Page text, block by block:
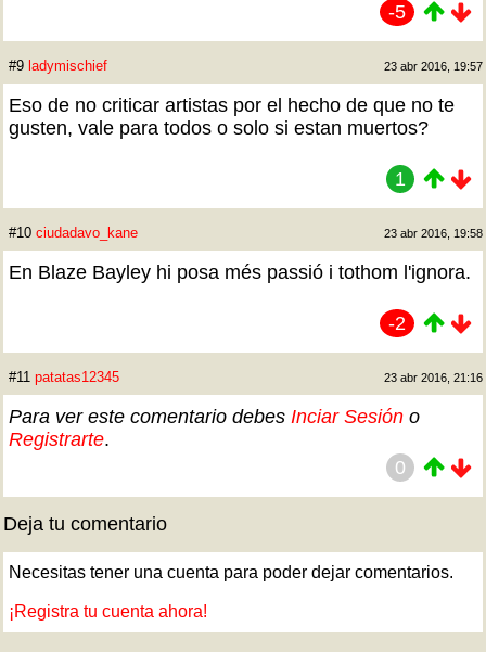
-5
#9 ladymischief 23 abr 2016, 19:57
Eso de no criticar artistas por el hecho de que no te
gusten, vale para todos o solo si estan muertos?
1
#10 ciudadavo_kane 23 abr 2016, 19:58
En Blaze Bayley hi posa més passió i tothom l'ignora.
-2
#11 patatas12345 23 abr 2016, 21:16
Para ver este comentario debes Inciar Sesión o
Registrarte.
0
Deja tu comentario
Necesitas tener una cuenta para poder dejar comentarios.
¡Registra tu cuenta ahora!